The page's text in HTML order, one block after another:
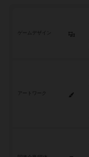
ゲームデザイン
アートワーク